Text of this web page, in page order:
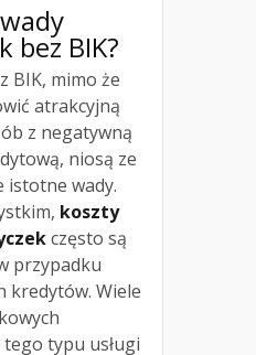
bez BIK?
BIK, mimo że
atrakcyjną
z negatywną
niosą ze
istotne wady.
koszty
często są
przypadku
kredytów. Wiele
typu usługi